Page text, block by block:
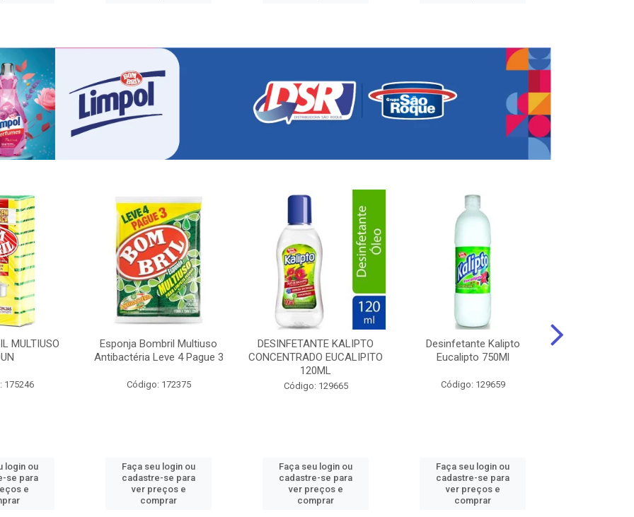
MULTIUSO
175246
login ou
se para
e
Esponja Bombril Multiuso
Antibactéria Leve 4 Pague 3
Código: 172375
Faça seu login ou
cadastre-se para
ver preços e
comprar
DESINFETANTE KALIPTO
CONCENTRADO EUCALIPITO
120ML
Código: 129665
Faça seu login ou
cadastre-se para
ver preços e
comprar
Desinfetante Kalipto
Eucalipto 750Ml
Código: 129659
Faça seu login ou
cadastre-se para
ver preços e
comprar